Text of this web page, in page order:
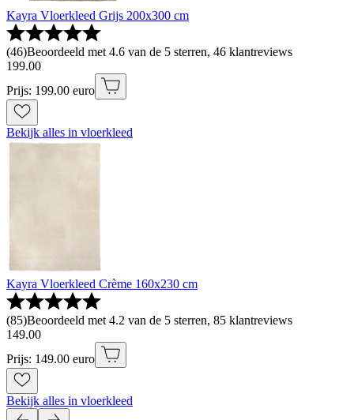
Kayra Vloerkleed Grijs 200x300 cm
(46)Beoordeeld met 4.6 van de 5 sterren, 46 klantreviews
199.00
Prijs: 199.00 euro
Bekijk alles in vloerkleed
Kayra Vloerkleed Crème 160x230 cm
(85)Beoordeeld met 4.2 van de 5 sterren, 85 klantreviews
149.00
Prijs: 149.00 euro
Bekijk alles in vloerkleed